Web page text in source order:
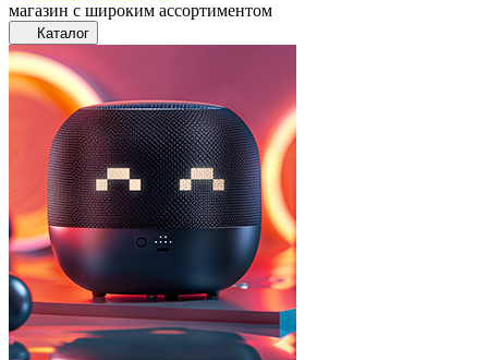
магазин с широким ассортиментом
Каталог